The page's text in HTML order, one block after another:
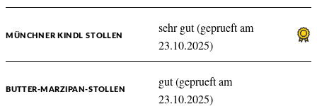
MÜNCHNER KINDL STOLLEN
sehr gut (geprueft am
23.10.2025)
BUTTER-MARZIPAN-STOLLEN
gut (geprueft am
23.10.2025)